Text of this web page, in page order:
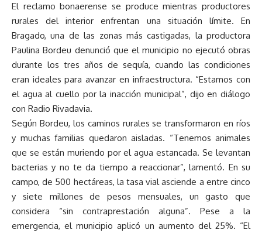
El reclamo bonaerense se produce mientras productores
rurales del interior enfrentan una situación límite. En
Bragado, una de las zonas más castigadas, la productora
Paulina Bordeu denunció que el municipio no ejecutó obras
durante los tres años de sequía, cuando las condiciones
eran ideales para avanzar en infraestructura. “Estamos con
el agua al cuello por la inacción municipal”, dijo en diálogo
con Radio Rivadavia.
Según Bordeu, los caminos rurales se transformaron en ríos
y muchas familias quedaron aisladas. “Tenemos animales
que se están muriendo por el agua estancada. Se levantan
bacterias y no te da tiempo a reaccionar”, lamentó. En su
campo, de 500 hectáreas, la tasa vial asciende a entre cinco
y siete millones de pesos mensuales, un gasto que
considera “sin contraprestación alguna”. Pese a la
emergencia, el municipio aplicó un aumento del 25%. “El